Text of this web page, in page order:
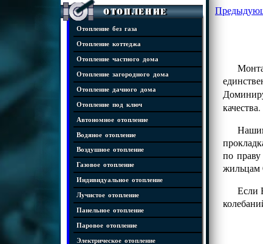
Отопление
Отопление без газа
Отопление коттеджа
Отопление частного дома
Отопление загородного дома
Отопление дачного дома
Отопление под ключ
Автономное отопление
Водяное отопление
Воздушное отопление
Газовое отопление
Индивидуальное отопление
Лучистое отопление
Панельное отопление
Паровое отопление
Электрическое отопление
качества.
по
жильцам
Если